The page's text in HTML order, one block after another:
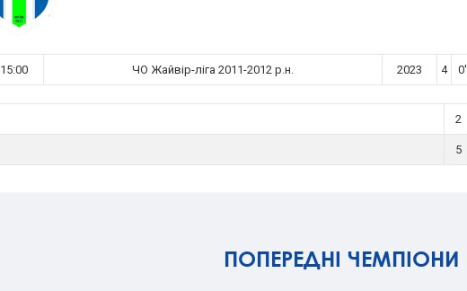
15:00 ЧО Жайвір-ліга 2011-2012 р.н. 2023 4 0'
2
5
ПОПЕРЕДНІ ЧЕМПІОНИ